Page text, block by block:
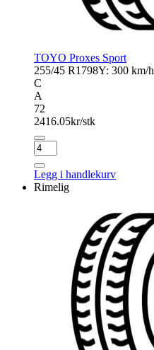
TOYO Proxes Sport
255/45 R1798Y: 300 km/h
C
A
72
2416.05kr/stk
TOYO
Proxes
Sport
antall
Legg i handlekurv
Rimelig